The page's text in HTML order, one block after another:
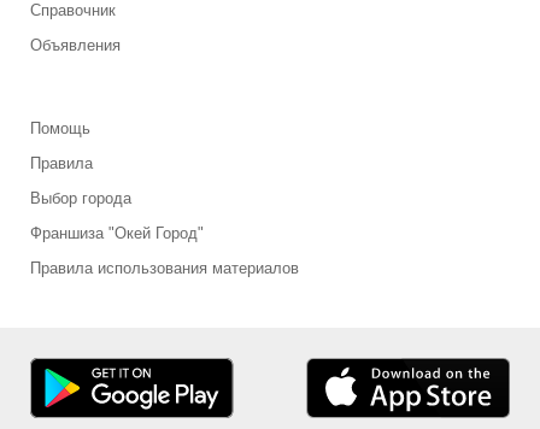
Справочник
Объявления
Помощь
Правила
Выбор города
Франшиза "Окей Город"
Правила использования материалов